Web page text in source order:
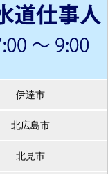
伊達市
北広島市
北見市